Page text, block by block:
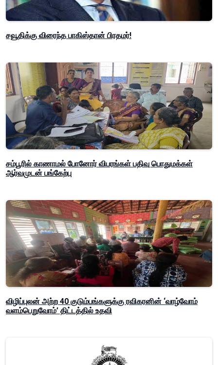
சவூதிக்கு விரைந்த பாகிஸ்தான் பிரதமர்!
சம்பூரில் காணாமல் போனோர் விபரங்கள் பதிவு பொதுமக்கள்
ஆர்வமுடன் பங்கேற்பு
விழிப்புலன் அற்ற 40 குடும்பங்களுக்கு ரவிகரனின் ‘வாழ்வோம்
வளம்பெறுவோம்’ திட்டத்தில் உதவி